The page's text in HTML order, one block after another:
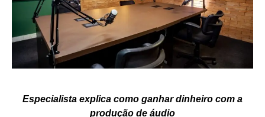
Especialista explica como ganhar dinheiro com a
produção de áudio